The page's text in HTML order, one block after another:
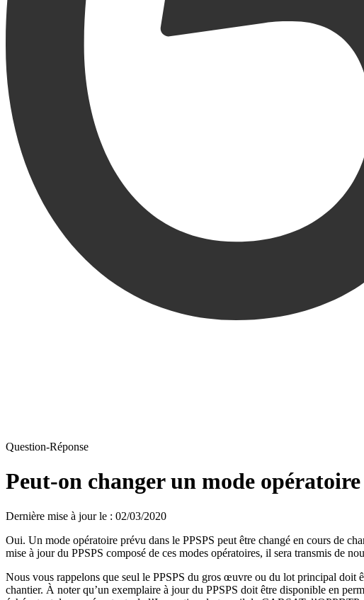
Question-Réponse
Peut-on changer un mode
Dernière mise à jour le : 02/03/2020
Oui. Un mode opératoire prévu dans le PPSPS peut être changé en cours de
mise à jour du PPSPS composé de ces modes opératoires, il sera transmis de
Nous vous rappelons que seul le PPSPS du gros œuvre ou du lot principal doit
chantier. À noter qu’un exemplaire à jour du PPSPS doit être disponible en